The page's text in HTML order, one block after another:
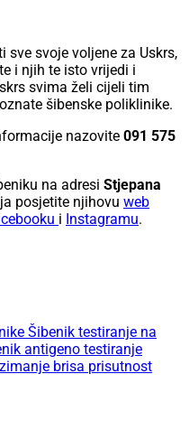
sve svoje voljene za Uskrs,
i njih te isto vrijedi i
svima želi cijeli tim
šibenske poliklinike.
nazovite 091 575
na adresi Stjepana
posjetite njihovu web
i Instagramu.
Šibenik testiranje na
antigeno testiranje
brisa prisutnost